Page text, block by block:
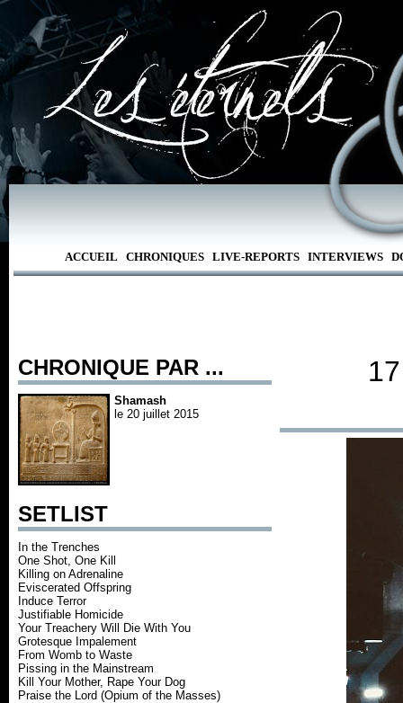
ACCUEIL CHRONIQUES LIVE-REPORTS INTERVIEWS
CHRONIQUE PAR ...
Shamash
le 20 juillet 2015
SETLIST
In the Trenches
One Shot, One Kill
Killing on Adrenaline
Eviscerated Offspring
Induce Terror
Justifiable Homicide
Your Treachery Will Die With You
Grotesque Impalement
From Womb to Waste
Pissing in the Mainstream
Kill Your Mother, Rape Your Dog
Praise the Lord (Opium of the Masses)